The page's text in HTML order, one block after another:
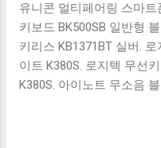
유니콘 멀티페어링 스마
키보드 BK500SB 일반형
키리스 KB1371BT 실버.
이트 K380S. 로지텍 무선
K380S. 아이노트 무소음
OABTKBDA 퓨어 화이트.